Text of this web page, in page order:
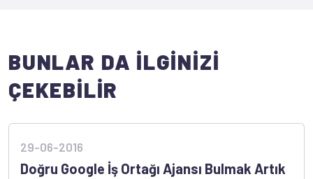
BUNLAR DA İLGİNİZİ
ÇEKEBİLİR
29-06-2016
Doğru Google İş Ortağı Ajansı Bulmak Artık